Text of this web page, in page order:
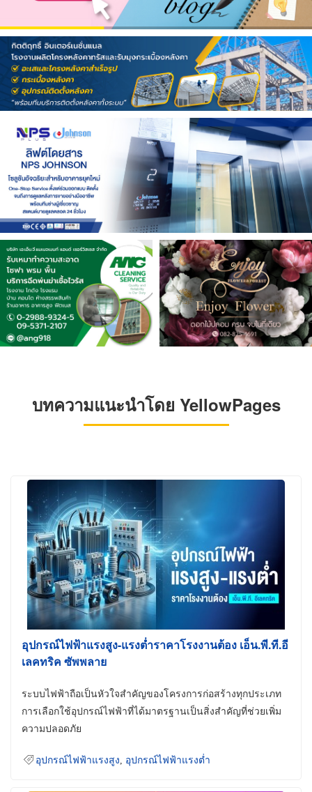
บทความแนะนำโดย YellowPages
อุปกรณ์ไฟฟ้าแรงสูง-แรงต่ำราคาโรงงานต้อง เอ็น.พี.ที.อี
เลคทริค ซัพพลาย
ระบบไฟฟ้าถือเป็นหัวใจสำคัญของโครงการก่อสร้างทุกประเภท
การเลือกใช้อุปกรณ์ไฟฟ้าที่ได้มาตรฐานเป็นสิ่งสำคัญที่ช่วยเพิ่ม
ความปลอดภัย
อุปกรณ์ไฟฟ้าแรงสูง อุปกรณ์ไฟฟ้าแรงต่ำ